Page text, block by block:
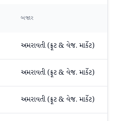
બજાર
અમરાવતી (ફ્રૂટ & વેજ. માર્કેટ)
અમરાવતી (ફ્રૂટ & વેજ. માર્કેટ)
અમરાવતી (ફ્રૂટ & વેજ. માર્કેટ)